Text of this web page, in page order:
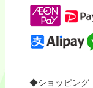
◆ショッピング